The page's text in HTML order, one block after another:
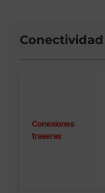
Conectividad
Conexiones
traseras